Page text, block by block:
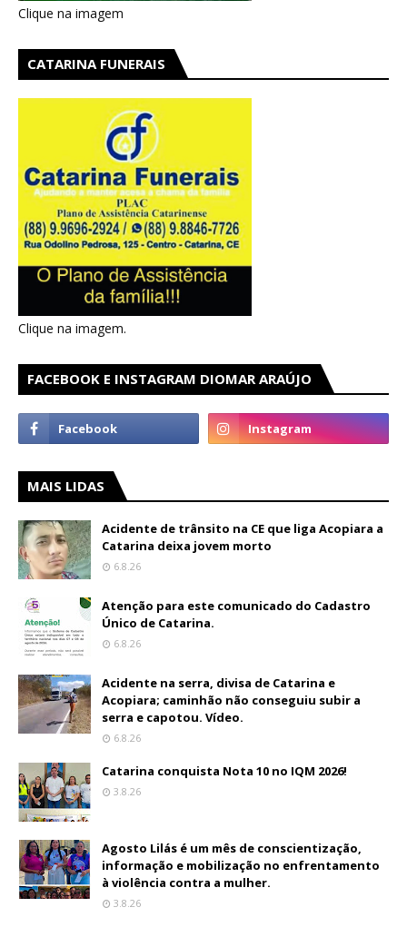
Clique na imagem
CATARINA FUNERAIS
Clique na imagem.
FACEBOOK E INSTAGRAM DIOMAR ARAÚJO
MAIS LIDAS
Acidente de trânsito na CE que liga Acopiara a
Catarina deixa jovem morto
6.8.26
Atenção para este comunicado do Cadastro
Único de Catarina.
6.8.26
Acidente na serra, divisa de Catarina e
Acopiara; caminhão não conseguiu subir a
serra e capotou. Vídeo.
6.8.26
Catarina conquista Nota 10 no IQM 2026!
3.8.26
Agosto Lilás é um mês de conscientização,
informação e mobilização no enfrentamento
à violência contra a mulher.
3.8.26